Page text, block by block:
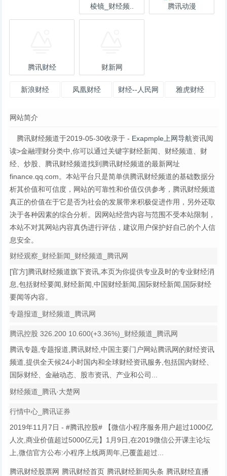
棱镜_财经频.. 腾讯动漫
腾讯财经 财新网
新浪财经 凤凰财经 财经--人民网 雅虎财经
网站简介
腾讯财经频道于2019-05-30收录于 - Exapmple上网导航资讯阅
读>金融理财分类中,你可以通过关键字财经新闻、财经频道、财
经、炒股、腾讯财经频道找到腾讯财经频道的最新网址
finance.qq.com。本站平台只是简单供腾讯财经频道的基础数据分
析其价值和可信度，网站的可靠性和价值仅供参考，腾讯财经频道
真正的价值在于它是否为社会的发展带来积极促进作用，另外还取
决于各种因素的综合分析。因网站经营内容与范围不受本站限制，
本站不对其网站内容真伪进行评估，建议用户保护好自己的个人信
息安全。
财经观察_财经新闻_财经频道_腾讯网
[官方]腾讯财经频道旗下资讯,本页为你提供专业及时的专业财经消
息,包括财经要闻,财经新闻,中国财经新闻,国际财经新闻,国际财经
要闻等内容。
专题报道_财经频道_腾讯网
腾讯控股 326.200 10.600(+3.36%)_财经频道_腾讯网
腾讯专题,专题报道,腾讯财经,中国主要门户网站腾讯网的财经资讯
频道,提供全天候24小时国内和全球财经资讯服务,包括国内财经、
国际财经、金融动态、股市资讯、产业和公司...
财经频道_腾讯·大楚网
行情中心_腾讯证券
2019年11月7日 - #腾讯控股# 【微信小程序服务用户超过1000亿
人次,商业价值超过5000亿元】1月9日,在2019微信公开课主论坛
上,微信官方公布:小程序上线两周年,已覆盖超过...
腾讯财经股票网 腾讯财经首页 腾讯财经新闻头条 腾讯财经直播